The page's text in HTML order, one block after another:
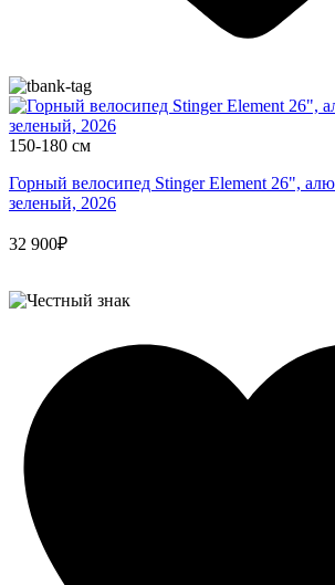
150-180 см
Горный велосипед Stinger Element 26",
зеленый, 2026
32 900₽